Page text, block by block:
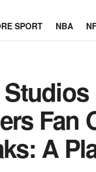
SPORT NBA
Fan
A